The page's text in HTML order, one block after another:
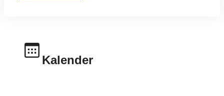
Kalender